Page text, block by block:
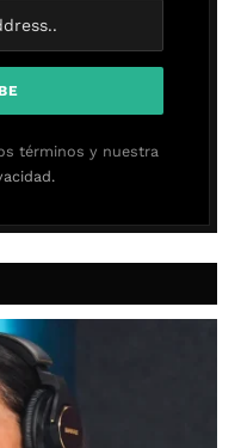
términos y nuestra